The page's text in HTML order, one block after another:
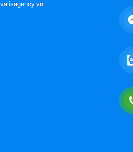
valisagency.vn